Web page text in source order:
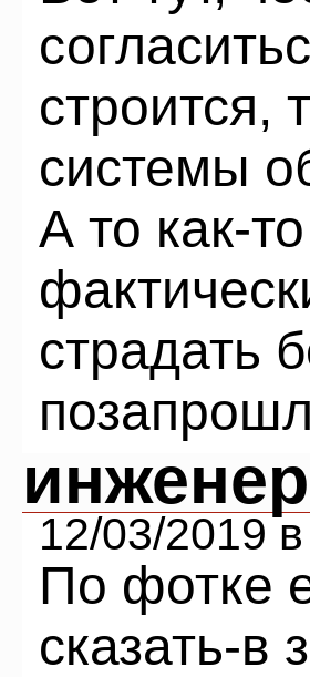
системы
А то как-
страдать
инженер
12/03/2019
По фотке
сказать-в